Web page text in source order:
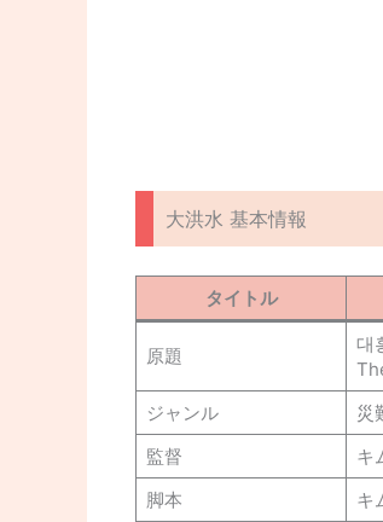
大洪水 基本情報
タイトル
原題
대
ジャンル
災
監督
キ
脚本
キ